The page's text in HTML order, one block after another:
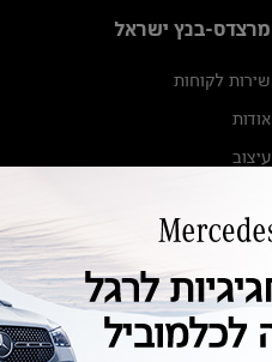
מרצדס-בנץ ישראל
שירות לקוחות
אודות
עיצוב
מגזין מרצדס-בנץ
ספרי רכב מרצדס-בנץ
נתוני זיהום אוויר וצריכת דלק וחשמל
נתוני תווית צמיגים